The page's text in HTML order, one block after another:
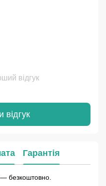
відгук
відгук
Гарантія
безкоштовно.